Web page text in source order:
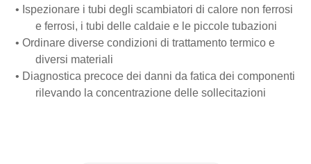
• Ispezionare i tubi degli scambiatori di calore non ferrosi
e ferrosi, i tubi delle caldaie e le piccole tubazioni
• Ordinare diverse condizioni di trattamento termico e
diversi materiali
• Diagnostica precoce dei danni da fatica dei componenti
rilevando la concentrazione delle sollecitazioni